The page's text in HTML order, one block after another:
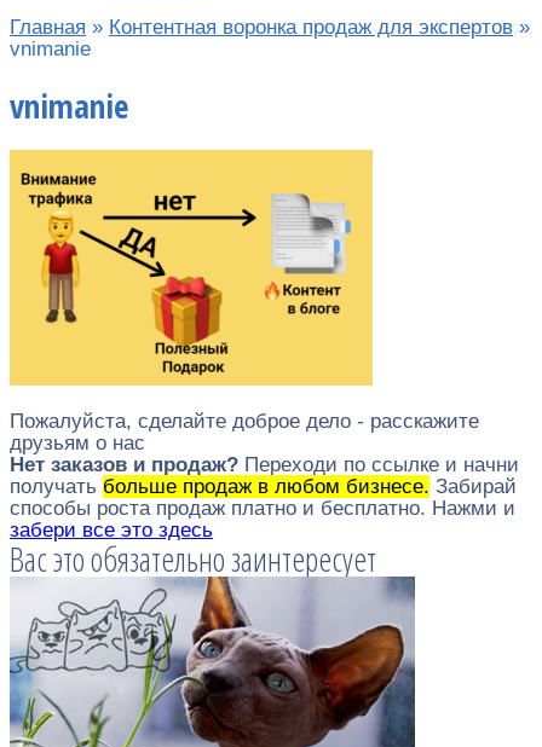
Главная » Контентная воронка продаж для экспертов »
vnimanie
vnimanie
Пожалуйста, сделайте доброе дело - расскажите
друзьям о нас
Нет заказов и продаж? Переходи по ссылке и начни
получать больше продаж в любом бизнесе. Забирай
способы роста продаж платно и бесплатно. Нажми и
забери все это здесь
Вас это обязательно заинтересует